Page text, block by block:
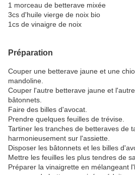
1 morceau de betterave mixée
3cs d'huile vierge de noix bio
1cs de vinaigre de noix
Préparation
Couper une betterave jaune et une
mandoline.
Couper l'autre betterave jaune et
bâtonnets.
Faire des billes d'avocat.
Prendre quelques feuilles de trévise.
Tartiner les tranches de betteraves de
harmonieusement sur l'assiette.
Disposer les bâtonnets et les billes
Mettre les feuilles les plus tendres de
Préparer la vinaigrette en mélangeant